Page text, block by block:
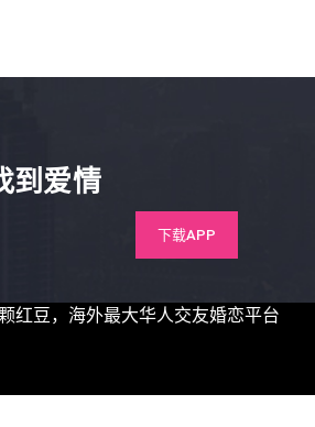
到爱情
下载APP
红豆，海外最大华人交友婚恋平台